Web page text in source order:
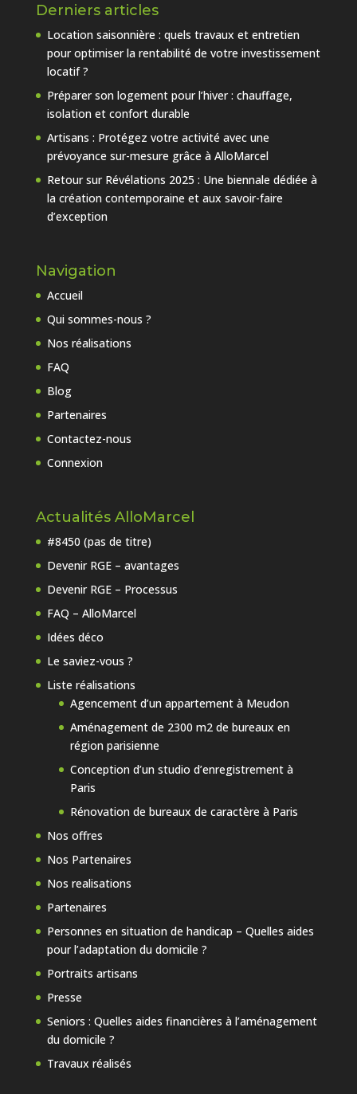
Derniers articles
Location saisonnière : quels travaux et entretien
pour optimiser la rentabilité de votre investissement
locatif ?
Préparer son logement pour l’hiver : chauffage,
isolation et confort durable
Artisans : Protégez votre activité avec une
prévoyance sur-mesure grâce à AlloMarcel
Retour sur Révélations 2025 : Une biennale dédiée à
la création contemporaine et aux savoir-faire
d’exception
Navigation
Accueil
Qui sommes-nous ?
Nos réalisations
FAQ
Blog
Partenaires
Contactez-nous
Connexion
Actualités AlloMarcel
#8450 (pas de titre)
Devenir RGE – avantages
Devenir RGE – Processus
FAQ – AlloMarcel
Idées déco
Le saviez-vous ?
Liste réalisations
Agencement d’un appartement à Meudon
Aménagement de 2300 m2 de bureaux en
région parisienne
Conception d’un studio d’enregistrement à
Paris
Rénovation de bureaux de caractère à Paris
Nos offres
Nos Partenaires
Nos realisations
Partenaires
Personnes en situation de handicap – Quelles aides
pour l’adaptation du domicile ?
Portraits artisans
Presse
Seniors : Quelles aides financières à l’aménagement
du domicile ?
Travaux réalisés